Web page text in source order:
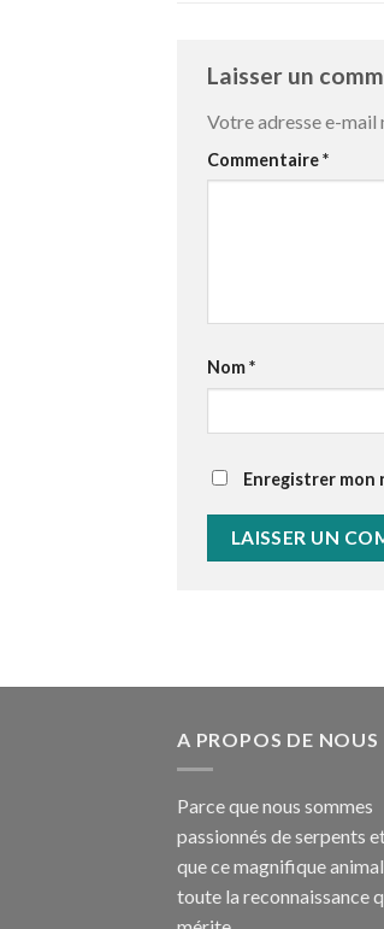
Laisser un
Votre adresse e-mail
Commentaire*
Nom*
Enregistrer mon
A PROPOS DE NOUS
Parce que nous sommes
passionnés de serpents
que ce magnifique animal
toute la reconnaissance